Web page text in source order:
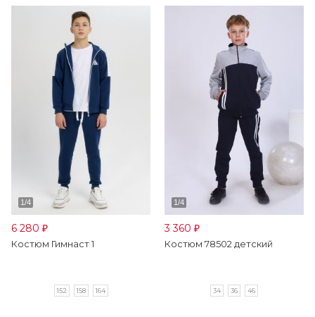
6 280 ₽
Костюм Гимнаст 1
152 158 164
3 360 ₽
Костюм 78502 детский
34 36 46